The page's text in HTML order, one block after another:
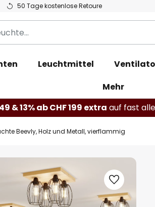
50 Tage kostenlose Retoure
Leuchtmittel
Mehr
& 13% ab CHF 199 extra auf fast
Beevly, Holz und Metall, vierflammig